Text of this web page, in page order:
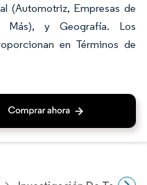
(Automotriz, Empresas de
Más), y Geografía. Los
en Términos de